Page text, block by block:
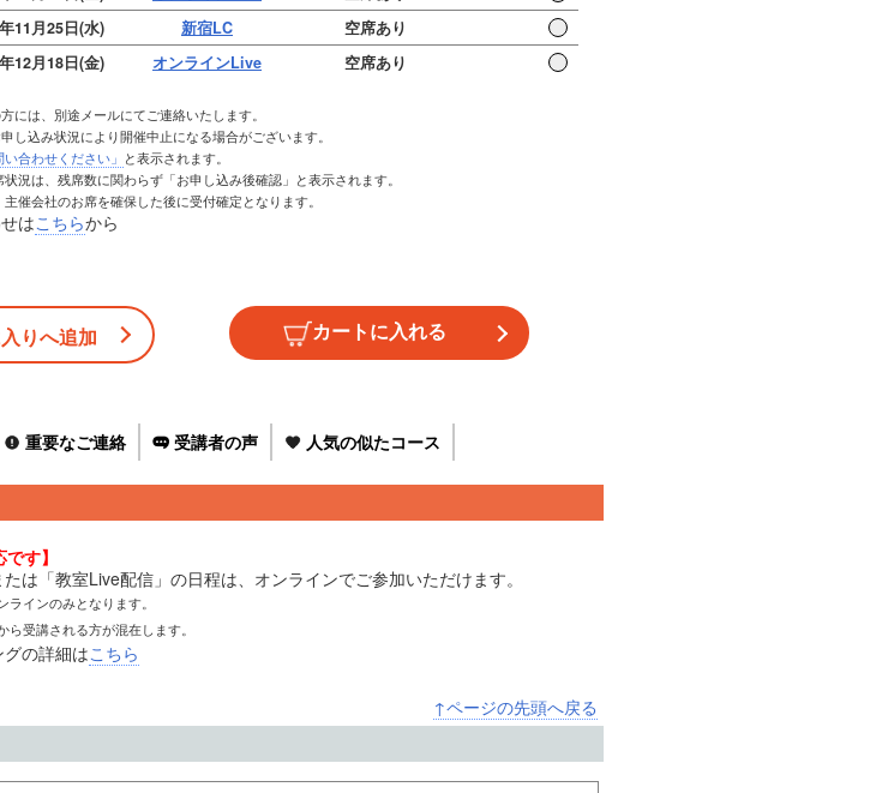
11月25日(水)
新宿LC
空席あり
12月18日(金)
オンラインLive
空席あり
2月16日(火)
オンラインLive
3月12日(金)
オンラインLive
には、別途メールにてご連絡いたします。
し込み状況により開催中止になる場合がございます。
い合わせください」 と表示されます。
況は、残席数に関わらず「お申し込み後確認」と表示されます。
催会社のお席を確保した後に受付確定となります。
はこちらから
りへ追加
重要なご連絡 受講者の声 人気の似たコース
す】
は「教室Live配信」の日程は、オンラインでご参加いただけます。
インのみとなります。
受講される方が混在します。
の詳細はこちら
↑ページの先頭へ戻る